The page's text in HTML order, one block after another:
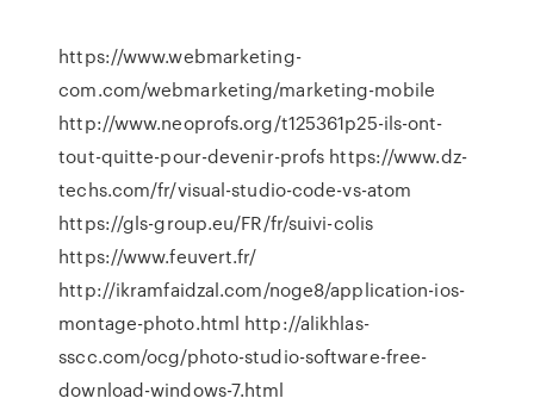
https://www.webmarketing-
com.com/webmarketing/marketing-mobile
http://www.neoprofs.org/t125361p25-ils-ont-
tout-quitte-pour-devenir-profs https://www.dz-
techs.com/fr/visual-studio-code-vs-atom
https://gls-group.eu/FR/fr/suivi-colis
https://www.feuvert.fr/
http://ikramfaidzal.com/noge8/application-ios-
montage-photo.html http://alikhlas-
sscc.com/ocg/photo-studio-software-free-
download-windows-7.html